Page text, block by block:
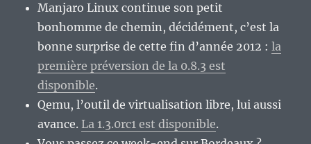
Manjaro Linux continue son petit
bonhomme de chemin, décidément, c’est la
bonne surprise de cette fin d’année 2012 :la
première préversion de la 0.8.3 est
disponible.
Qemu, l’outil de virtualisation libre, lui aussi
avance. La 1.3.0rc1 est disponible.